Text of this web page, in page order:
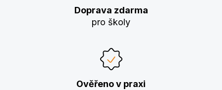
Doprava zdarma
pro školy
Ověřeno v praxi